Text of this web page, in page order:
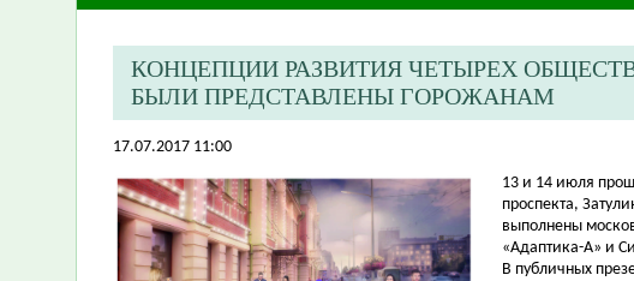
КОНЦЕПЦИИ РАЗВИТИЯ ЧЕТЫРЕХ
БЫЛИ ПРЕДСТАВЛЕНЫ ГОРОЖАНАМ
17.07.2017 11:00
​13 и 14 июля
проспекта,
выполнены
«Адаптика-А» и
В публичных